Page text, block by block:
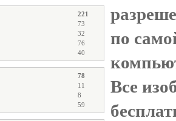
221
73
32
76
40
78
11
8
59
по
Все